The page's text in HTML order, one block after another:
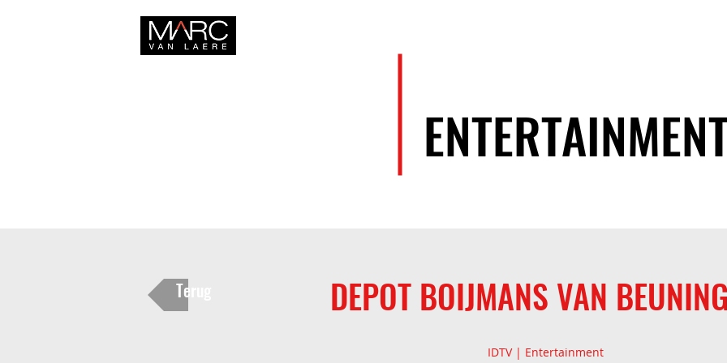
Terug DEPOT BOIJMANS VAN
IDTV | Entertainment